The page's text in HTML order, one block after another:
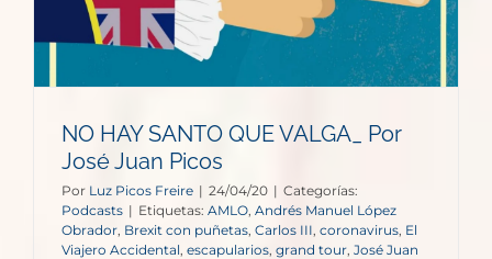
NO HAY SANTO QUE VALGA_ Por
José Juan Picos
Por Luz Picos Freire | 24/04/20 | Categorías:
Podcasts | Etiquetas: AMLO Andrés Manuel López
Obrador Brexit con puñetas Carlos III coronavirus El
Viajero Accidental escapularios grand tour José Juan